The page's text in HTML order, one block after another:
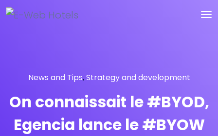
News and Tips,Strategy and development
On connaissait le #BYOD,
Egencia lance le #BYOW